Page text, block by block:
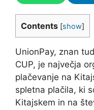
Contents [show]
UnionPay, znan
CUP, je največja
plačevanje na
spletna plačila, ki
Kitajskem in na